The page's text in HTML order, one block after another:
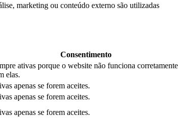
marketing ou conteúdo externo são utilizadas
Consentimento
ativas porque o website não funciona corretamente
elas.
apenas se forem aceites.
apenas se forem aceites.
apenas se forem aceites.